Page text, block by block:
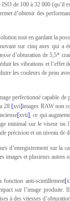
de 100 à 32 000 (qu’il
d’obtenir des
tout en gardant la
sur cinq axes qui a
d’obturation de 5,5*
les vibrations et l’effet
les couleurs de peau
perfectionné capable
28[xvi]images RAW non
[xvii] , ce qui
minimal sur le viseur ou
précision et un niveau de
d’enregistrement sur la
et plusieurs autres
fonction anti-scintillement[
sur l’image
à des vitesses